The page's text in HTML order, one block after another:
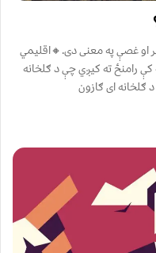
او غصې په معنی دی.🔸اقلیمي
کې رامنځ ته کیږي چې د ګلخانه
ګلخانه ای ګازون